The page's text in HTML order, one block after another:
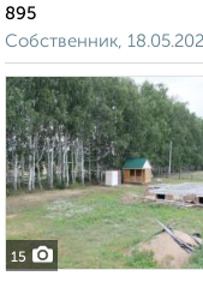
895
Собственник,
15